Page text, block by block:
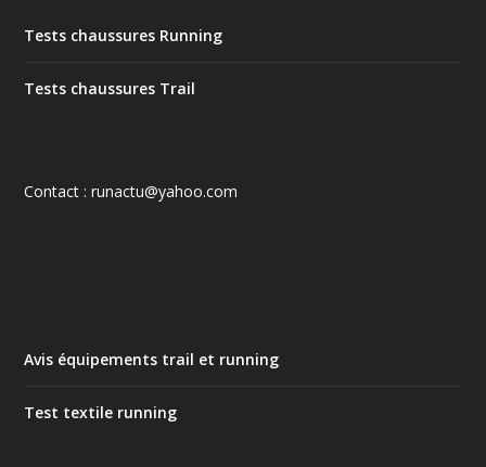
Tests chaussures Running
Tests chaussures Trail
Contact : runactu@yahoo.com
Avis équipements trail et running
Test textile running